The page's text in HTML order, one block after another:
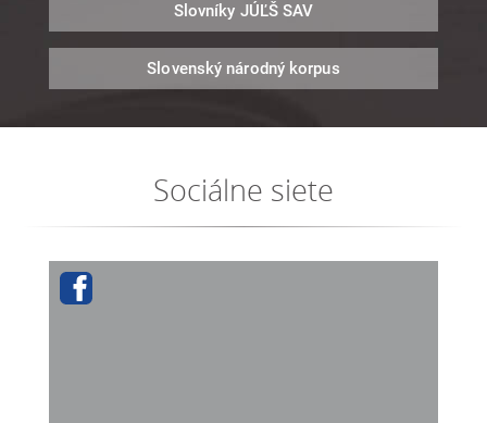
Slovníky JÚĽŠ SAV
Slovenský národný korpus
Sociálne siete